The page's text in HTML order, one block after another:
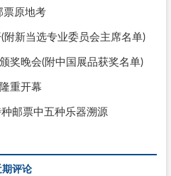
票原地考
新当选专业委员会主席名单)
奖晚会(附中国展品获奖名单)
重开幕
邮票中五种乐器溯源
评论